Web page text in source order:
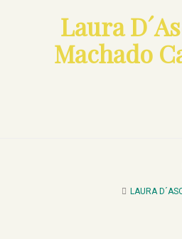
Laura
Machado
LAURA